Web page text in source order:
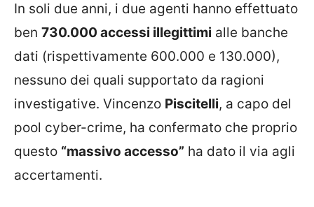
In soli due anni, i due agenti hanno effettuato
ben 730.000 accessi illegittimi alle banche
dati (rispettivamente 600.000 e 130.000),
nessuno dei quali supportato da ragioni
investigative. Vincenzo Piscitelli, a capo del
pool cyber-crime, ha confermato che proprio
questo “massivo accesso” ha dato il via agli
accertamenti.